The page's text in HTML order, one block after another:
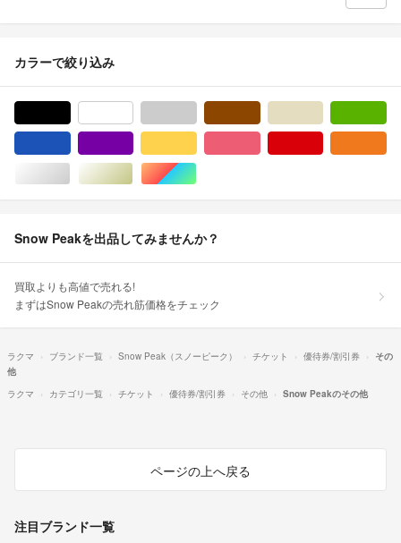
カラーで絞り込み
シルバー/銀色系ゴールド/金色系マルチカラー
Snow Peakを出品してみませんか？
買取よりも高値で売れる!
まずはSnow Peakの売れ筋価格をチェック
ラクマ ブランド一覧 Snow Peak（スノーピーク） チケット 優待券/割引券
その
他
ラクマ
カテゴリ一覧 チケット 優待券/割引券 その他 Snow Peakのその他
ページの上へ戻る
注目ブランド一覧